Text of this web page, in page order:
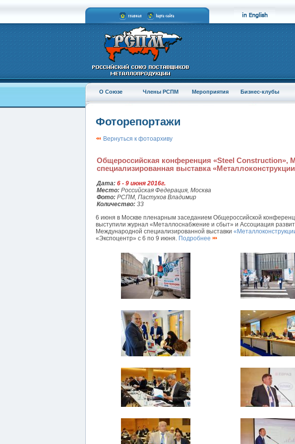
О Союзе Члены РСПМ Мероприятия Бизнес-клубы
Фоторепортажи
Вернуться к фотоархиву
Общероссийская конференция «Steel Construction»,
специализированная выставка
Дата: 6 - 9 июня 2016г.
Место: Российская Федерация, Москва
Фото: РСПМ, Пастухов Владимир
Количество: 33
6 июня в Москве пленарным заседанием Общероссийской
выступили журнал «Металлоснабжение и сбыт» и Ассоциация
Международной специализированной выставки
«Экспоцентр» с 6 по 9 июня. Подробнее